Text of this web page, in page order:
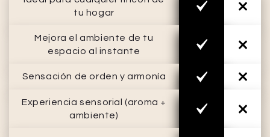
tu hogar
Mejora el ambiente de tu
espacio al instante
Sensación de orden y armonía
Experiencia sensorial (aroma +
ambiente)